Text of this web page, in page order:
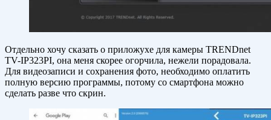
Отдельно хочу сказать о приложухе для камеры TRENDnet
TV-IP323PI, она меня скорее огорчила, нежели порадовала.
Для видеозаписи и сохранения фото, необходимо оплатить
полную версию программы, потому со смартфона можно
сделать разве что скрин.